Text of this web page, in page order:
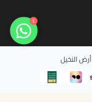
أرض النخيل
1